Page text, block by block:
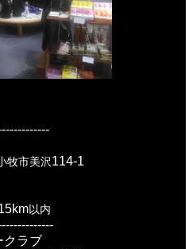
牧市美沢 114-1
以内
クラブ